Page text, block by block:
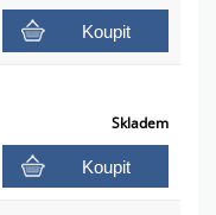
Koupit
Skladem
Koupit